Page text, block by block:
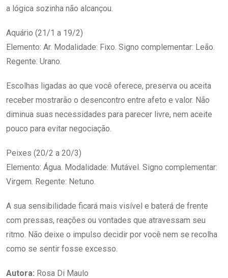
a lógica sozinha não alcançou.
Aquário (21/1 a 19/2)
Elemento: Ar. Modalidade: Fixo. Signo complementar: Leão.
Regente: Urano.
Escolhas ligadas ao que você oferece, preserva ou aceita
receber mostrarão o desencontro entre afeto e valor. Não
diminua suas necessidades para parecer livre, nem aceite
pouco para evitar negociação.
Peixes (20/2 a 20/3)
Elemento: Água. Modalidade: Mutável. Signo complementar:
Virgem. Regente: Netuno.
A sua sensibilidade ficará mais visível e baterá de frente
com pressas, reações ou vontades que atravessam seu
ritmo. Não deixe o impulso decidir por você nem se recolha
como se sentir fosse excesso.
Autora: Rosa Di Maulo